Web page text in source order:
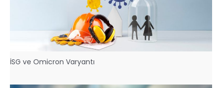
İSG ve Omicron Varyantı